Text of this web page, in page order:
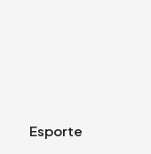
Esporte